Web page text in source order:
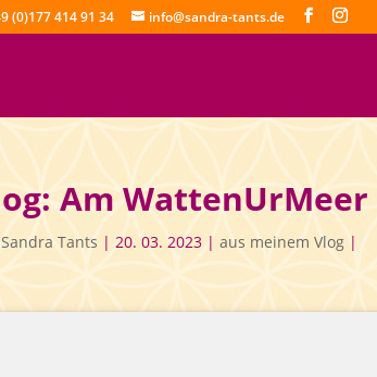
(0)177 414 91 34 info@sandra-tants.de
Am WattenUrMeer
Sandra Tants | 20. 03. 2023 | aus meinem Vlog |